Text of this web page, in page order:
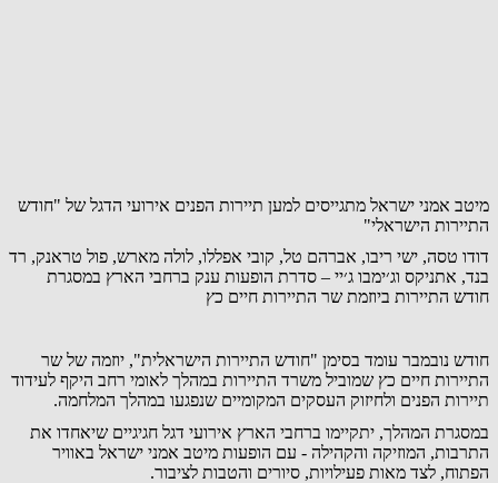
מיטב אמני ישראל מתגייסים למען תיירות הפנים אירועי הדגל של "חודש
התיירות הישראלי"
דודו טסה, ישי ריבו, אברהם טל, קובי אפללו, לולה מארש, פול טראנק, רד
בנד, אתניקס וג׳ימבו ג׳יי – סדרת הופעות ענק ברחבי הארץ במסגרת
חודש התיירות ביוזמת שר התיירות חיים כץ
חודש נובמבר עומד בסימן "חודש התיירות הישראלית", יוזמה של שר
התיירות חיים כץ שמוביל משרד התיירות במהלך לאומי רחב היקף לעידוד
תיירות הפנים ולחיזוק העסקים המקומיים שנפגעו במהלך המלחמה.
במסגרת המהלך, יתקיימו ברחבי הארץ אירועי דגל חגיגיים שיאחדו את
התרבות, המוזיקה והקהילה - עם הופעות מיטב אמני ישראל באוויר
הפתוח, לצד מאות פעילויות, סיורים והטבות לציבור.